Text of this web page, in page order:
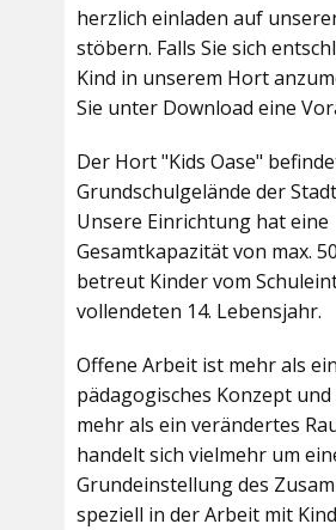
herzlich einladen auf
stöbern. Falls Sie sich
Kind in unserem Hort
Sie unter Download eine
Der Hort "Kids Oase"
Grundschulgelände der
Unsere Einrichtung hat eine
Gesamtkapazität von max.
betreut Kinder vom
vollendeten 14. Lebensjahr.
Offene Arbeit ist mehr als ein
pädagogisches Konzept
mehr als ein verändertes
handelt sich vielmehr um
Grundeinstellung des
speziell in der Arbeit mit